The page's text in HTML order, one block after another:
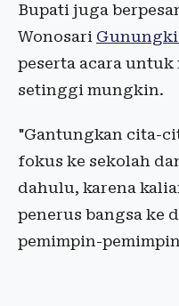
Bupati juga
Wonosari
peserta acara
setinggi mungkin.
"Gantungkan cita-
fokus ke sekolah
dahulu, karena
penerus bangsa ke
pemimpin-